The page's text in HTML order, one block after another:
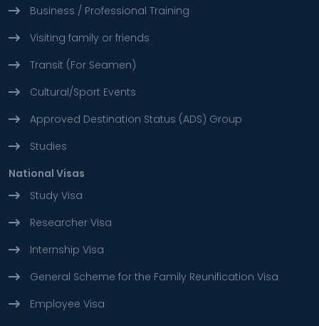
Business / Professional Training
Visiting family or friends
Transit (For Seamen)
Cultural/Sport Events
Approved Destination Status (ADS) Group
Studies
National Visas
Study Visa
Researcher Visa
Internship Visa
General Scheme for the Family Reunification Visa
Employee Visa